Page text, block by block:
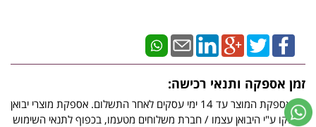
זמן אספקה ותנאי רכישה:
זמן אספקת המוצר עד 14 ימי עסקים לאחר התשלום. אספקת מוצרי יבואן
יסופקו ע"י היבואן עצמו / חברת משלוחים מטעמו, בכפוף לתנאי השימוש